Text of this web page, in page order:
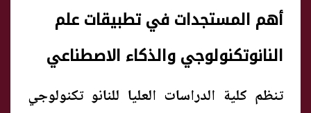
أهم المستجدات في تطبيقات علم
النانوتكنولوجي والذكاء الاصطناعي
تنظم كلية الدراسات العليا للنانو تكنولوجي